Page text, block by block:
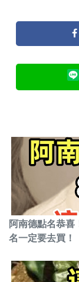
阿南德點名恭喜
名一定要去買！